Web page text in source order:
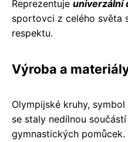
Reprezentuje univerzální
sportovci z celého světa
respektu.
Výroba a
Olympijské kruhy,
se staly nedílnou
gymnastických